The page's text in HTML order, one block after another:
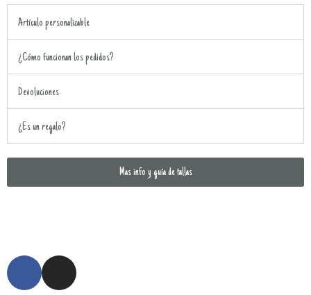
Artículo personalizable
¿Cómo funcionan los pedidos?
Devoluciones
¿Es un regalo?
Mas info y guía de tallas